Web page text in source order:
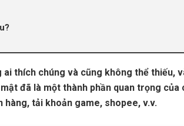
thích chúng và cũng không thể thiếu,
đã là một thành phần quan trọng của
tải khoản game, shopee, v.v.